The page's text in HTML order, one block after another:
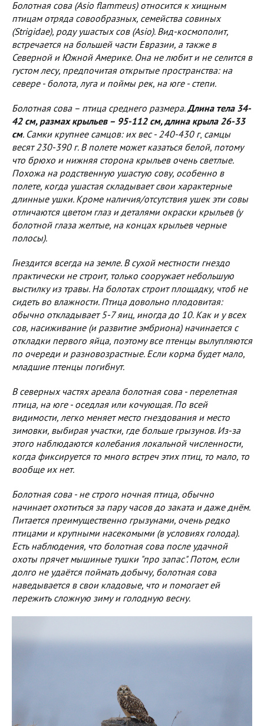
Болотная сова (Asio flammeus) относится к хищным
птицам отряда совообразных, семейства совиных
(Strigidae), роду ушастых сов (Asio). Вид-космополит,
встречается на большей части Евразии, а также в
Северной и Южной Америке. Она не любит и не селится в
густом лесу, предпочитая открытые пространства: на
севере - болота, луга и поймы рек, на юге - степи.
Болотная сова – птица среднего размера.Длина тела 34-
42 см, размах крыльев – 95-112 см, длина крыла 26-33
см. Самки крупнее самцов: их вес - 240-430 г, самцы
весят 230-390 г. В полете может казаться белой, потому
что брюхо и нижняя сторона крыльев очень светлые.
Похожа на родственную ушастую сову, особенно в
полете, когда ушастая складывает свои характерные
длинные ушки. Кроме наличия/отсутствия ушек эти совы
отличаются цветом глаз и деталями окраски крыльев (у
болотной глаза желтые, на концах крыльев черные
полосы).
Гнездится всегда на земле. В сухой местности гнездо
практически не строит, только сооружает небольшую
выстилку из травы. На болотах строит площадку, чтоб не
сидеть во влажности. Птица довольно плодовитая:
обычно откладывает 5-7 яиц, иногда до 10. Как и у всех
сов, насиживание (и развитие эмбриона) начинается с
откладки первого яйца, поэтому все птенцы вылупляются
по очереди и разновозрастные. Если корма будет мало,
младшие птенцы погибнут.
В северных частях ареала болотная сова - перелетная
птица, на юге - оседлая или кочующая. По всей
видимости, легко меняет место гнездования и место
зимовки, выбирая участки, где больше грызунов. Из-за
этого наблюдаются колебания локальной численности,
когда фиксируется то много встреч этих птиц, то мало, то
вообще их нет.
Болотная сова - не строго ночная птица, обычно
начинает охотиться за пару часов до заката и даже днём.
Питается преимущественно грызунами, очень редко
птицами и крупными насекомыми (в условиях голода).
Есть наблюдения, что болотная сова после удачной
охоты прячет мышиные тушки "про запас". Потом, если
долго не удаётся поймать добычу, болотная сова
наведывается в свои кладовые, что и помогает ей
пережить сложную зиму и голодную весну.